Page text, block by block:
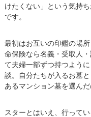
けたくない」という気持
です。
最初はお互いの印鑑の場
命保険なら名義・受取人
て夫婦一部ずつ持つよう
談。自分たちが入るお墓
あるマンション墓を選んだ
スターとはいえ、行って